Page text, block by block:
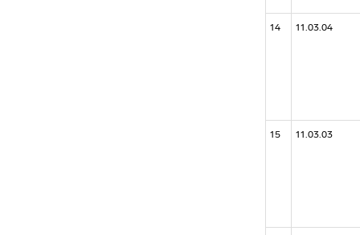
14 11.03.04
15 11.03.03